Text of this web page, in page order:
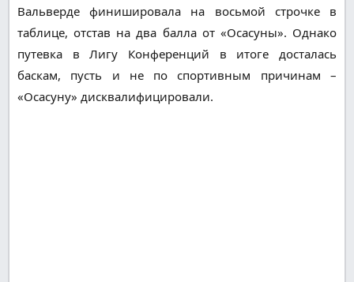
Вальверде финишировала на восьмой строчке в
таблице, отстав на два балла от «Осасуны». Однако
путевка в Лигу Конференций в итоге досталась
баскам, пусть и не по спортивным причинам –
«Осасуну» дисквалифицировали.